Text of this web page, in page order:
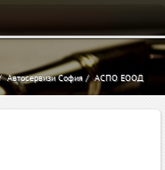
Автосервизи София АСПО ЕООД